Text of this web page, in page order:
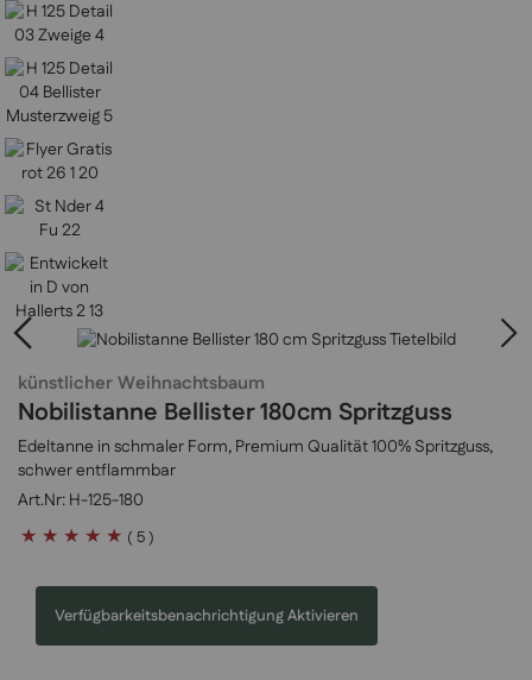
künstlicher Weihnachtsbaum
Nobilistanne Bellister 180cm Spritzguss
Edeltanne in schmaler Form, Premium Qualität 100% Spritzguss,
schwer entflammbar
H-125-180
Bewertung:
( 5 )
Verfügbarkeitsbenachrichtigung Aktivieren